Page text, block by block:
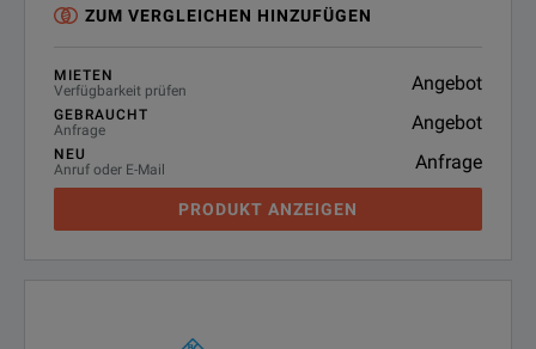
ZUM VERGLEICHEN HINZUFÜGEN
MIETEN
Verfügbarkeit prüfen
Angebot
GEBRAUCHT
Anfrage
Angebot
NEU
Anruf oder E-Mail
Anfrage
PRODUKT ANZEIGEN